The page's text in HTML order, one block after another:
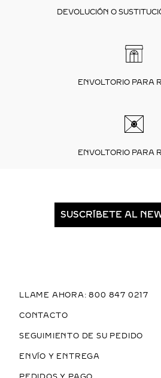
DEVOLUCIÓN O
ENVOLTORIO PARA
ENVOLTORIO PARA
SUSCRÍBETE AL
LLAME AHORA: 800 847 0217
CONTACTO
SEGUIMIENTO DE SU PEDIDO
ENVÍO Y ENTREGA